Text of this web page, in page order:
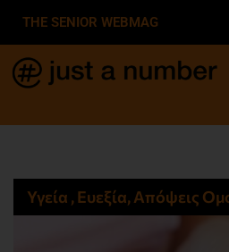
THE SENIOR WEBMAG
Υγεία , Ευεξία, Απόψεις